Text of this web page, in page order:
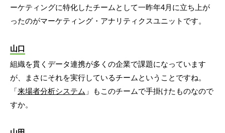
ーケティングに特化したチームとして一昨年4月に立ち上が
ったのがマーケティング・アナリティクスユニットです。
山口
組織を貫くデータ連携が多くの企業で課題になっています
が、まさにそれを実行しているチームということですね。
「 来場者分析システム 」もこのチームで手掛けたものなので
すか。